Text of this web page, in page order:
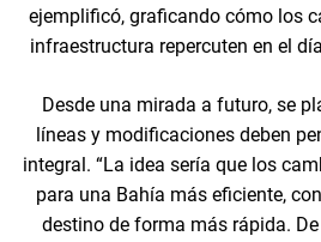
ejemplificó, graficando cómo los
infraestructura repercuten en el
Desde una mirada a futuro, se
líneas y modificaciones deben
integral. “La idea sería que los
para una Bahía más eficiente,
destino de forma más rápida.